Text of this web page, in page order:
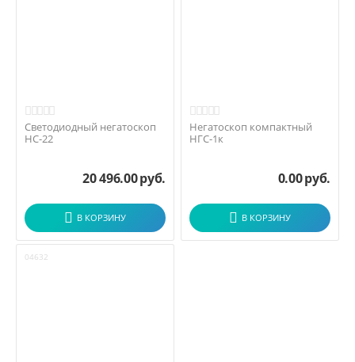
Светодиодный негатоскоп
НС-22
20 496.00руб.
В КОРЗИНУ
Негатоскоп компактный
НГС-1к
0.00руб.
В КОРЗИНУ
04632